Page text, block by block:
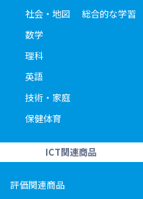
社会・地図
数学
理科
英語
技術・家庭
保健体育
総合的な学習
ICT関連商品
評価関連商品